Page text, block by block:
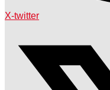
X-twitter